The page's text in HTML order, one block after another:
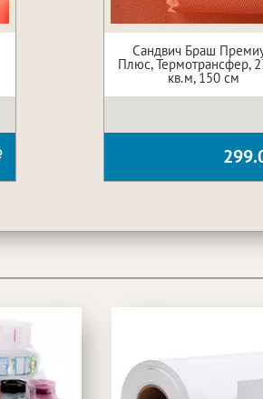
Сандвич Браш
Плюс, Термотрансфер,
кв.м, 150 см